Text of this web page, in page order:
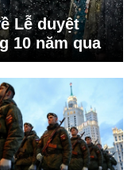
Lễ duyệt
10 năm qua